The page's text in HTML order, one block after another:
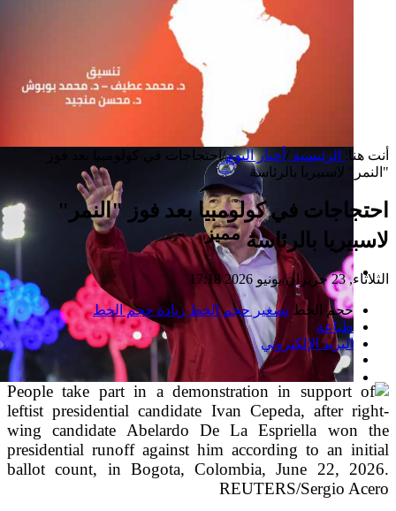
إصدار جديد
بعد خطف مادورو وحصار كوبا.. ماذا ستفعل
واشنطن بأورتيغا؟
أنت هنا: الرئيسية أخبار اليوم/احتجاجات في كولومبيا بعد فوز
"النمر" لاسبيريا بالرئاسة
احتجاجات في كولومبيا بعد فوز "النمر"
لاسبيريا بالرئاسةمميز
الثلاثاء, 23 حزيران/يونيو 2026 17:18
حجم الخط تصغير حجم الخط زيادة حجم الخط
طباعة
البريد الإلكتروني